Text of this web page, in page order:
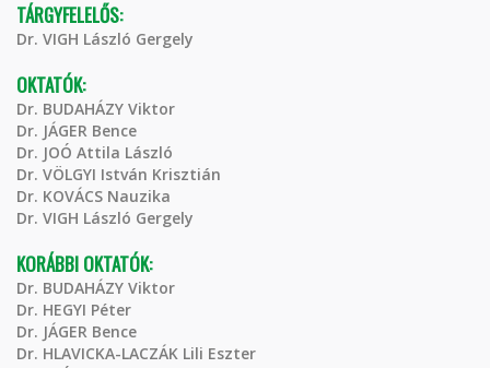
TÁRGYFELELŐS:
Dr. VIGH László Gergely
OKTATÓK:
Dr. BUDAHÁZY Viktor
Dr. JÁGER Bence
Dr. JOÓ Attila László
Dr. VÖLGYI István Krisztián
Dr. KOVÁCS Nauzika
Dr. VIGH László Gergely
KORÁBBI OKTATÓK:
Dr. BUDAHÁZY Viktor
Dr. HEGYI Péter
Dr. JÁGER Bence
Dr. HLAVICKA-LACZÁK Lili Eszter